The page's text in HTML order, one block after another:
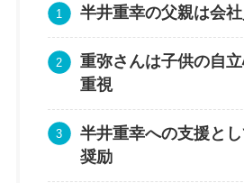
半井重幸の父親は会
重弥さんは子供の自
重視
半井重幸への支援と
奨励